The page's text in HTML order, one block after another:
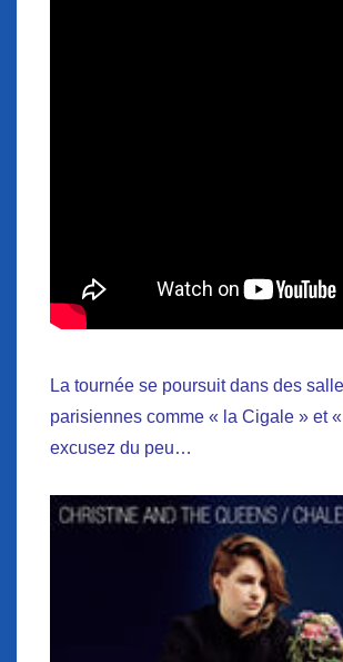
La tournée se poursuit dans des
parisiennes comme « la Cigale » et
excusez du peu…